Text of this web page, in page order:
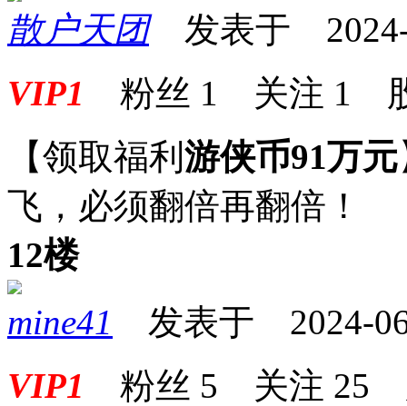
散户天团发表于 2024-
VIP1 粉丝 1 关注 1
【领取福利 游侠币91万元
飞，必须翻倍再翻倍！
12楼
mine41
发表于 2024-
VIP1 粉丝 5 关注 25